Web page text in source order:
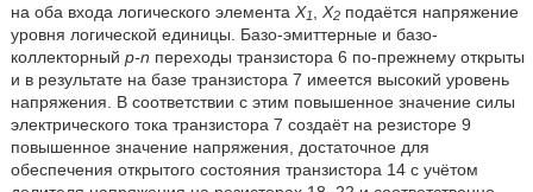
на оба входа логического элемента Х1 Х2подаётся напряжение
уровня логической единицы. Базо-эмиттерные и базо-
коллекторный p-n переходы транзистора 6 по-прежнему открыты
и в результате на базе транзистора 7 имеется высокий уровень
напряжения. В соответствии с этим повышенное значение силы
электрического тока транзистора 7 создаёт на резисторе 9
повышенное значение напряжения, достаточное для
обеспечения открытого состояния транзистора 14 с учётом